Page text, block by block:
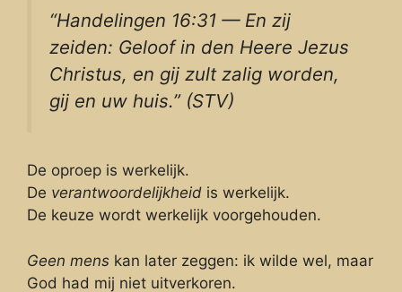
“Handelingen 16:31 — En zij
zeiden: Geloof in den Heere Jezus
Christus, en gij zult zalig worden,
gij en uw huis.” (STV)
De oproep is werkelijk.
De verantwoordelijkheid is werkelijk.
De keuze wordt werkelijk voorgehouden.
Geen mens kan later zeggen: ik wilde wel, maar
God had mij niet uitverkoren.